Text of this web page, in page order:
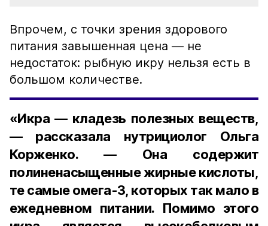
Впрочем, с точки зрения здорового
питания завышенная цена — не
недостаток: рыбную икру нельзя есть в
большом количестве.
«Икра — кладезь полезных веществ,
— рассказала нутрициолог Ольга
Корженко. — Она содержит
полиненасыщенные жирные кислоты,
те самые омега-3, которых так мало в
ежедневном питании. Помимо этого